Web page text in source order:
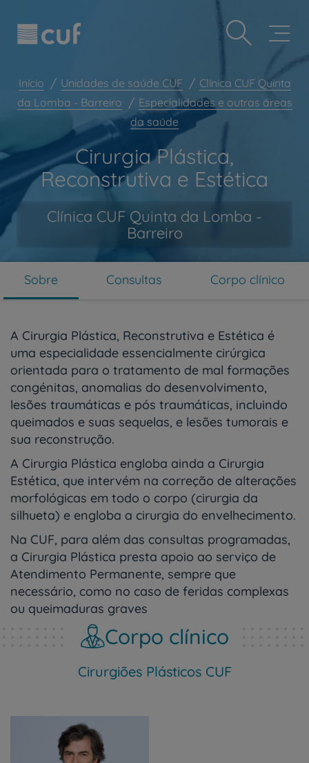
este
inclui
sistema
acessibilidade.
para
conteúdo
Prevenção e bem-estar
Grandes Áreas da Saúde
Plano +CUF
Clientes e acompanhantes
CUF Academic Center
Para profissionais
Sobre nós
Início Unidades de saúde CUF
Clínica CUF Quinta
da Lomba - Barreiro
Especialidades e outras áreas
da saúde
Cirurgia Plástica,
Reconstrutiva e Estética
Clínica CUF Quinta da Lomba -
Barreiro
Sobre Consultas Corpo clínico
A Cirurgia Plástica, Reconstrutiva e Estética é
uma especialidade essencialmente cirúrgica
orientada para o tratamento de mal formações
congénitas, anomalias do desenvolvimento,
lesões traumáticas e pós traumáticas, incluindo
queimados e suas sequelas, e lesões tumorais e
sua reconstrução.
A Cirurgia Plástica engloba ainda a Cirurgia
Estética, que intervém na correção de alterações
morfológicas em todo o corpo (cirurgia da
silhueta) e engloba a cirurgia do envelhecimento.
Na CUF, para além das consultas programadas,
a Cirurgia Plástica presta apoio ao serviço de
Atendimento Permanente, sempre que
necessário, como no caso de feridas complexas
ou queimaduras graves
Corpo clínico
Cirurgiões Plásticos CUF